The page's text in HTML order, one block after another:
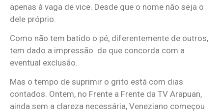
apenas à vaga de vice. Desde que o nome não seja o
dele próprio.
Como não tem batido o pé, diferentemente de outros,
tem dado a impressão de que concorda com a
eventual exclusão.
Mas o tempo de suprimir o grito está com dias
contados. Ontem, no Frente a Frente da TV Arapuan,
ainda sem a clareza necessária, Veneziano começou